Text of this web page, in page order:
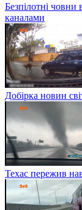
Безпілотні
каналами
Добірка новин
Техас пережив